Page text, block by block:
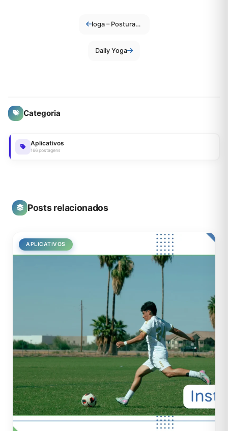
Ioga – Posturas e Aulas
Daily Yoga
Categoria
Aplicativos
166 postagens
Posts relacionados
APLICATIVOS